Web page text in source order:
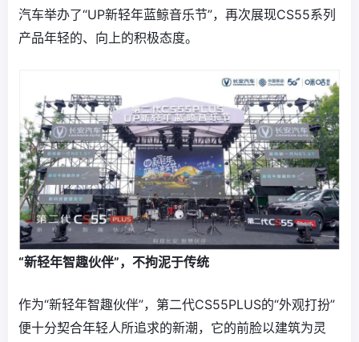
汽车举办了“UP新轻年蓝鲸音乐节”，再次展现CS55系列
产品年轻的、向上的积极态度。
“新轻年智趣伙伴”，不拘泥于传统
作为“新轻年智趣伙伴”，第二代CS55PLUS的“外观打扮”
便十分契合年轻人所追求的新潮，它的前脸以建筑为灵